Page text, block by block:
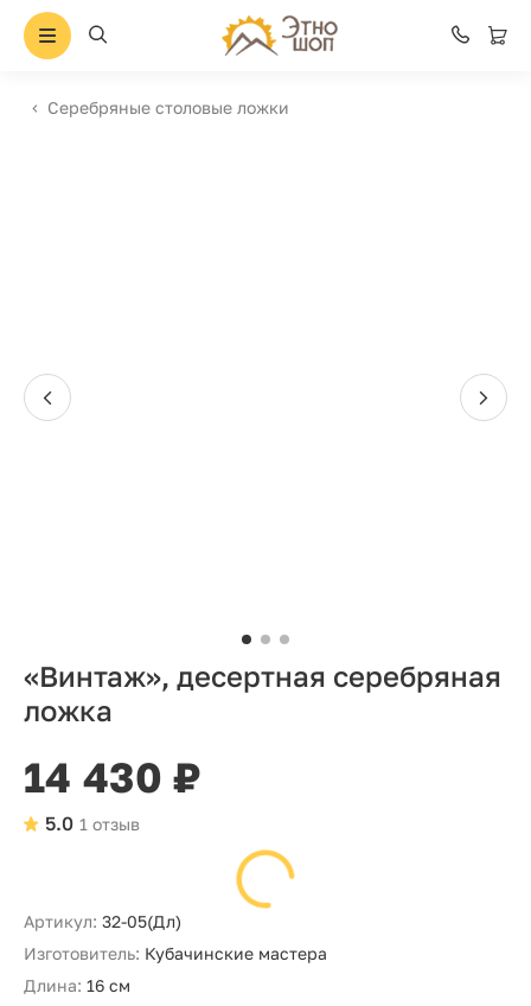
Серебряные столовые ложки
«Винтаж», десертная серебряная
ложка
14 430 ₽
1 отзыв
5.0
Артикул: 32-05(Дл)
Изготовитель: Кубачинские мастера
Длина: 16 см